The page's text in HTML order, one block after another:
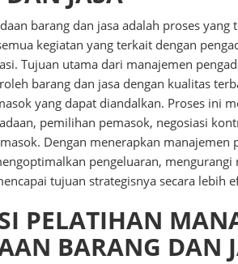
barang dan jasa adalah proses
kegiatan yang terkait dengan
Tujuan utama dari manajemen
barang dan jasa dengan kualitas
yang dapat diandalkan. Proses ini
pemilihan pemasok, negosiasi
Dengan menerapkan manajemen
pengeluaran,
tujuan strategisnya secara lebih
PELATIHAN
BARANG DAN